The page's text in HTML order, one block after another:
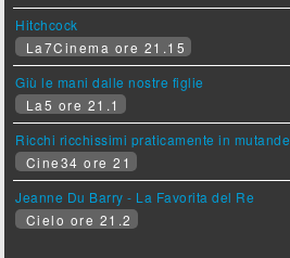
Hitchcock
La7Cinema ore 21.15
Giù le mani dalle nostre figlie
La5 ore 21.1
Ricchi ricchissimi praticamente in mutande
Cine34 ore 21
Jeanne Du Barry - La Favorita del Re
Cielo ore 21.2